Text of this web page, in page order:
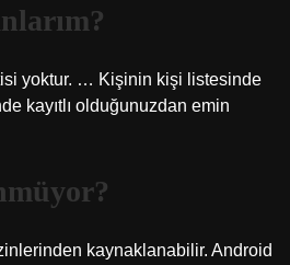
yoktur. … Kişinin kişi listesinde
kayıtlı olduğunuzdan emin
kaynaklanabilir. Android